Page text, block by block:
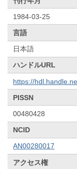
1984-03-25
言語
日本語
ハンドルURL
https://
PISSN
00480428
NCID
AN00280017
アクセス権